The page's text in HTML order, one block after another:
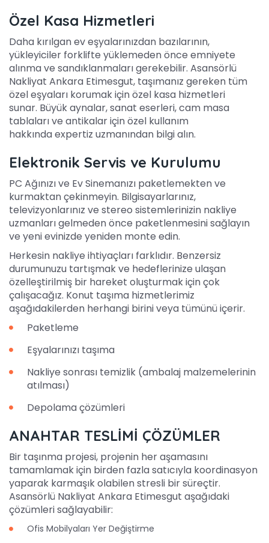
Özel Kasa Hizmetleri
Daha kırılgan ev eşyalarınızdan bazılarının,
yükleyiciler forklifte yüklemeden önce emniyete
alınma ve sandıklanmaları gerekebilir. Asansörlü
Nakliyat Ankara Etimesgut, taşımanız gereken tüm
özel eşyaları korumak için özel kasa hizmetleri
sunar. Büyük aynalar, sanat eserleri, cam masa
tablaları ve antikalar için özel kullanım
hakkında expertiz uzmanından bilgi alın.
Elektronik Servis ve Kurulumu
PC Ağınızı ve Ev Sinemanızı paketlemekten ve
kurmaktan çekinmeyin. Bilgisayarlarınız,
televizyonlarınız ve stereo sistemlerinizin nakliye
uzmanları gelmeden önce paketlenmesini sağlayın
ve yeni evinizde yeniden monte edin.
Herkesin nakliye ihtiyaçları farklıdır. Benzersiz
durumunuzu tartışmak ve hedeflerinize ulaşan
özelleştirilmiş bir hareket oluşturmak için çok
çalışacağız. Konut taşıma hizmetlerimiz
aşağıdakilerden herhangi birini veya tümünü içerir.
Paketleme
Eşyalarınızı taşıma
Nakliye sonrası temizlik (ambalaj malzemelerinin
atılması)
Depolama çözümleri
ANAHTAR TESLİMİ ÇÖZÜMLER
Bir taşınma projesi, projenin her aşamasını
tamamlamak için birden fazla satıcıyla koordinasyon
yaparak karmaşık olabilen stresli bir süreçtir.
Asansörlü Nakliyat Ankara Etimesgut aşağıdaki
çözümleri sağlayabilir:
Ofis Mobilyaları Yer Değiştirme